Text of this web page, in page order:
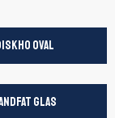
OVAL
GLAS